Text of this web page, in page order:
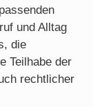
und Alltag
die
Teilhabe der
rechtlicher